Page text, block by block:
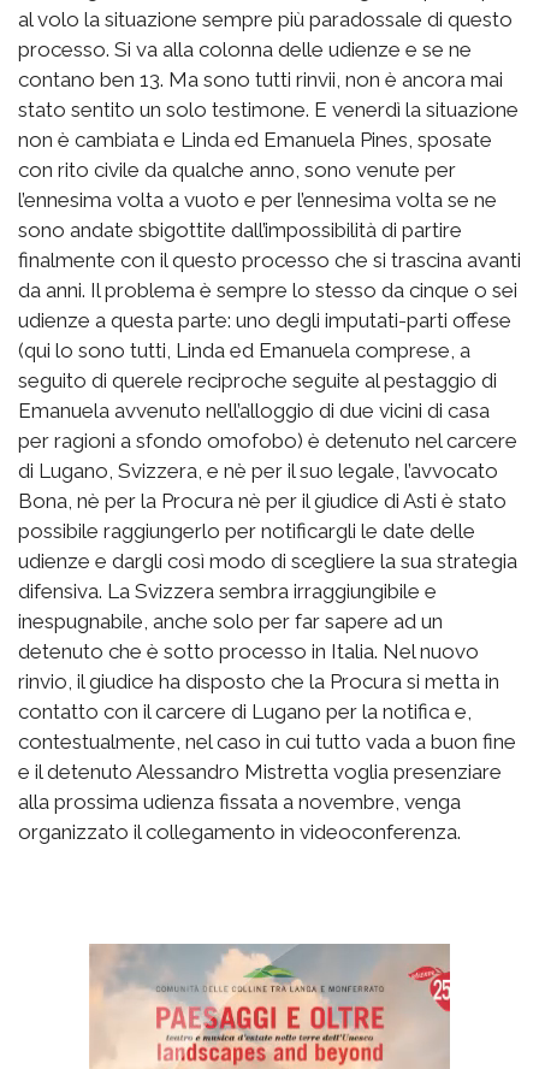
al volo la situazione sempre più paradossale di questo
processo. Si va alla colonna delle udienze e se ne
contano ben 13. Ma sono tutti rinvii, non è ancora mai
stato sentito un solo testimone. E venerdì la situazione
non è cambiata e Linda ed Emanuela Pines, sposate
con rito civile da qualche anno, sono venute per
l’ennesima volta a vuoto e per l’ennesima volta se ne
sono andate sbigottite dall’impossibilità di partire
finalmente con il questo processo che si trascina avanti
da anni. Il problema è sempre lo stesso da cinque o sei
udienze a questa parte: uno degli imputati-parti offese
(qui lo sono tutti, Linda ed Emanuela comprese, a
seguito di querele reciproche seguite al pestaggio di
Emanuela avvenuto nell’alloggio di due vicini di casa
per ragioni a sfondo omofobo) è detenuto nel carcere
di Lugano, Svizzera, e nè per il suo legale, l’avvocato
Bona, nè per la Procura nè per il giudice di Asti è stato
possibile raggiungerlo per notificargli le date delle
udienze e dargli così modo di scegliere la sua strategia
difensiva. La Svizzera sembra irraggiungibile e
inespugnabile, anche solo per far sapere ad un
detenuto che è sotto processo in Italia. Nel nuovo
rinvio, il giudice ha disposto che la Procura si metta in
contatto con il carcere di Lugano per la notifica e,
contestualmente, nel caso in cui tutto vada a buon fine
e il detenuto Alessandro Mistretta voglia presenziare
alla prossima udienza fissata a novembre, venga
organizzato il collegamento in videoconferenza.